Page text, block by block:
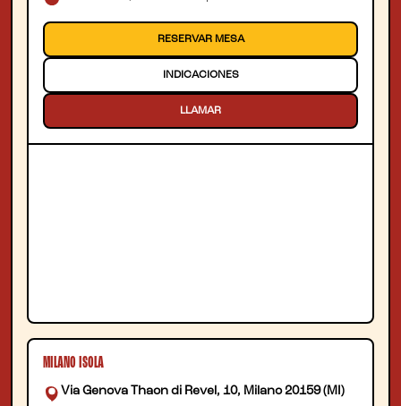
RESERVAR MESA
INDICACIONES
LLAMAR
MILANO ISOLA
Via Genova Thaon di Revel, 10, Milano 20159 (MI)